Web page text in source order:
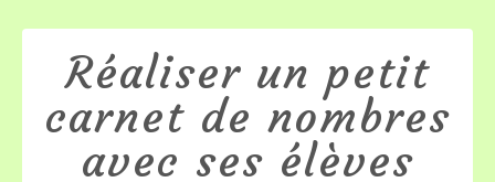
Réaliser un petit
carnet de nombres
avec ses élèves